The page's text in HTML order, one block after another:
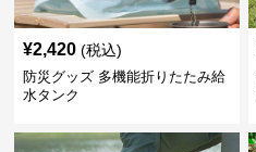
¥2,420 (税込)
防災グッズ 多機能折りたたみ給
水タンク